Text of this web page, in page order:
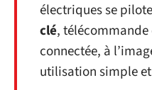
électriques se
clé,
connectée, à
utilisation simple